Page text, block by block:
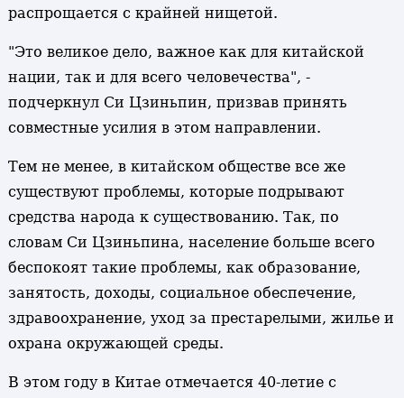
распрощается с крайней нищетой.
"Это великое дело, важное как для китайской
нации, так и для всего человечества", -
подчеркнул Си Цзиньпин, призвав принять
совместные усилия в этом направлении.
Тем не менее, в китайском обществе все же
существуют проблемы, которые подрывают
средства народа к существованию. Так, по
словам Си Цзиньпина, население больше всего
беспокоят такие проблемы, как образование,
занятость, доходы, социальное обеспечение,
здравоохранение, уход за престарелыми, жилье и
охрана окружающей среды.
В этом году в Китае отмечается 40-летие с